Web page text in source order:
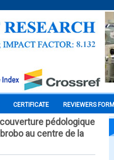
CERTIFICATE REVIEWERS FORM
pédologique
au centre de la